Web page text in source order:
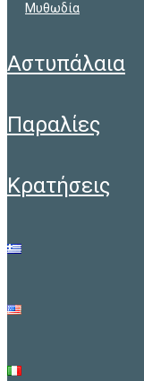
μυθωδία
αστυπάλαια
παραλίες
κρατήσεις